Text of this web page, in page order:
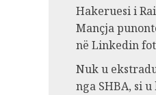
Hakeruesi i
Mançja
në Linkedin
Nuk u
nga SHBA, si